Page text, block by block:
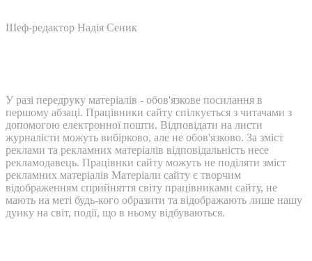
Шеф-редактор Надія Сеник
У разі передруку матеріалів - обов'язкове посилання в
першому абзаці. Працівники сайту спілкується з читачами з
допомогою електронної пошти. Відповідати на листи
журналісти можуть вибірково, але не обов'язково. За зміст
реклами та рекламних матеріалів відповідальність несе
рекламодавець. Працівнки сайту можуть не поділяти зміст
рекламних матеріалів Матеріали сайту є творчим
відображенням сприйняття світу працівниками сайту, не
мають на меті будь-кого образити та відображають лише нашу
дуику на світ, події, що в ньому відбуваються.